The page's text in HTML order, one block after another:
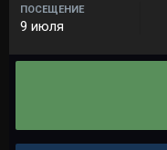
ПОСЕЩЕНИЕ
9 июля